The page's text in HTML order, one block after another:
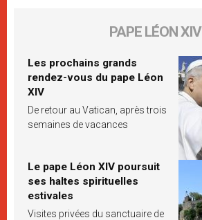
PAPE LÉON XIV
Les prochains grands
rendez-vous du pape Léon
XIV
De retour au Vatican, après trois
semaines de vacances
Le pape Léon XIV poursuit
ses haltes spirituelles
estivales
Visites privées du sanctuaire de